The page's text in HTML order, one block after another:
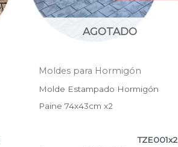
AGOTADO
Moldes para Hormigón
Molde Estampado Hormigón
Paine 74x43cm x2
TZE001x2